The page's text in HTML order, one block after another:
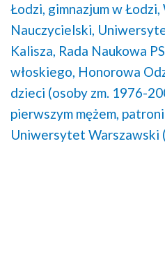
Łodzi, gimnazjum w Łodzi,
Nauczycielski,
Kalisza, Rada Naukowa
włoskiego, Honorowa
dzieci (osoby zm. 1976-
pierwszym mężem,
Uniwersytet Warszawski